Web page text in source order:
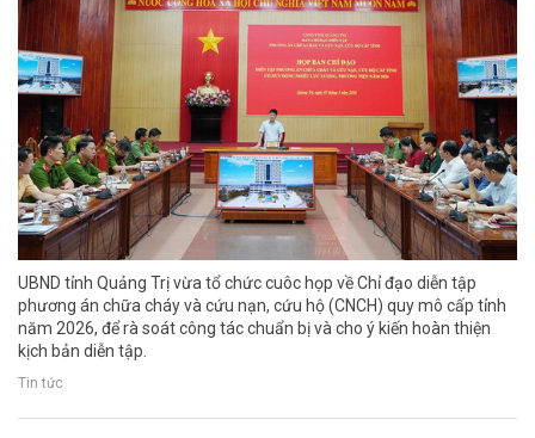
UBND tỉnh Quảng Trị vừa tổ chức cuôc họp về Chỉ đạo diễn tập
phương án chữa cháy và cứu nạn, cứu hộ (CNCH) quy mô cấp tỉnh
năm 2026, để rà soát công tác chuẩn bị và cho ý kiến hoàn thiện
kịch bản diễn tập.
Tin tức